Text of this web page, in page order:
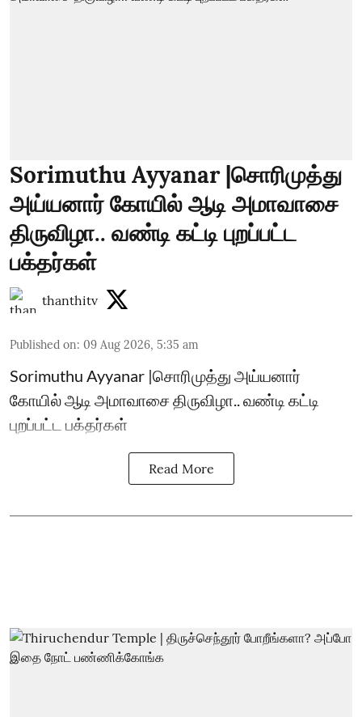
Sorimuthu Ayyanar |சொரிமுத்து
அய்யனார் கோயில் ஆடி அமாவாசை
திருவிழா.. வண்டி கட்டி புறப்பட்ட
பக்தர்கள்
thanthitv
Published on: 09 Aug 2026, 5:35 am
Sorimuthu Ayyanar |சொரிமுத்து அய்யனார்
கோயில் ஆடி அமாவாசை திருவிழா.. வண்டி கட்டி
புறப்பட்ட பக்தர்கள்
Read More